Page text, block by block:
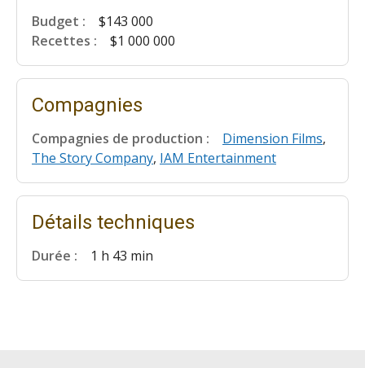
Budget :
$143 000
Recettes :
$1 000 000
Compagnies
Compagnies de production : Dimension Films,
The Story Company, IAM Entertainment
Détails techniques
Durée : 1 h 43 min